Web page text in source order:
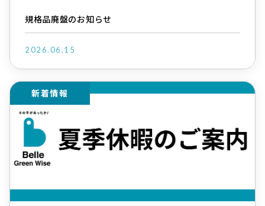
規格品廃盤のお知らせ
2026.06.15
新着情報